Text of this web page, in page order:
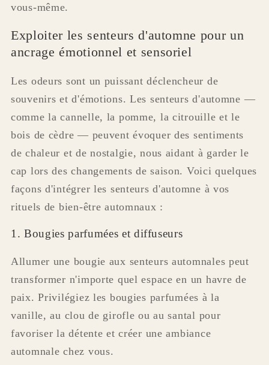
vous-même.
Exploiter les senteurs d'automne pour un
ancrage émotionnel et sensoriel
Les odeurs sont un puissant déclencheur de
souvenirs et d'émotions. Les senteurs d'automne —
comme la cannelle, la pomme, la citrouille et le
bois de cèdre — peuvent évoquer des sentiments
de chaleur et de nostalgie, nous aidant à garder le
cap lors des changements de saison. Voici quelques
façons d'intégrer les senteurs d'automne à vos
rituels de bien-être automnaux :
1. Bougies parfumées et diffuseurs
Allumer une bougie aux senteurs automnales peut
transformer n'importe quel espace en un havre de
paix. Privilégiez les bougies parfumées à la
vanille, au clou de girofle ou au santal pour
favoriser la détente et créer une ambiance
automnale chez vous.